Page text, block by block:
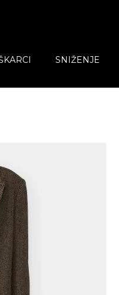
SNIŽENJE